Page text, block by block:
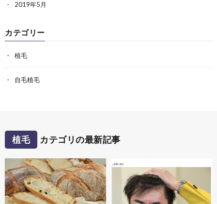
2019年5月
カテゴリー
植毛
自毛植毛
植毛 カテゴリの最新記事